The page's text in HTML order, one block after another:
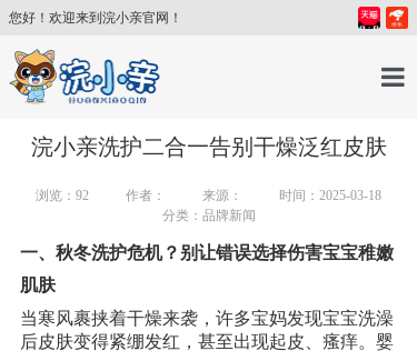
您好！欢迎来到浣小亲官网！
浣小亲洗护二合一告别干燥泛红皮肤
浏览： 92 作者： 来源：
时间：2025-03-18
分类：品牌新闻
一、秋冬洗护危机？别让错误选择伤害宝宝稚嫩
肌肤
当寒风裹挟着干燥来袭，许多宝妈发现宝宝洗澡
后皮肤变得紧绷发红，甚至出现起皮、瘙痒。婴